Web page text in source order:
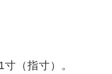
（指寸）。